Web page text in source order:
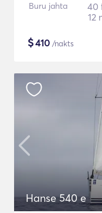
Buru jahta
40
12
$410 /nakts
Hanse 540 e